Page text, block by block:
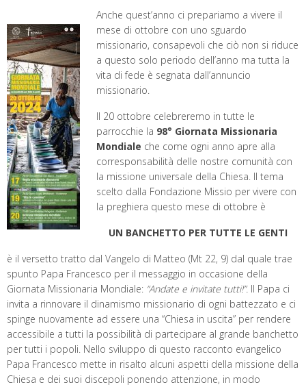
Anche quest’anno ci prepariamo a vivere il
mese di ottobre con uno sguardo
missionario, consapevoli che ciò non si riduce
a questo solo periodo dell’anno ma tutta la
vita di fede è segnata dall’annuncio
missionario.
Il 20 ottobre celebreremo in tutte le
parrocchie la 98° Giornata Missionaria
Mondiale che come ogni anno apre alla
corresponsabilità delle nostre comunità con
la missione universale della Chiesa. Il tema
scelto dalla Fondazione Missio per vivere con
la preghiera questo mese di ottobre è
UN BANCHETTO PER TUTTE LE GENTI
è il versetto tratto dal Vangelo di Matteo (Mt 22, 9) dal quale trae
spunto Papa Francesco per il messaggio in occasione della
Giornata Missionaria Mondiale: “Andate e invitate tutti!”. Il Papa ci
invita a rinnovare il dinamismo missionario di ogni battezzato e ci
spinge nuovamente ad essere una “Chiesa in uscita” per rendere
accessibile a tutti la possibilità di partecipare al grande banchetto
per tutti i popoli. Nello sviluppo di questo racconto evangelico
Papa Francesco mette in risalto alcuni aspetti della missione della
Chiesa e dei suoi discepoli ponendo attenzione, in modo